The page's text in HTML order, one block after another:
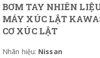
BƠM TAY NHIÊN
MÁY XÚC LẬT
CƠ XÚC LẬT
Nhãn hiệu: Nissan